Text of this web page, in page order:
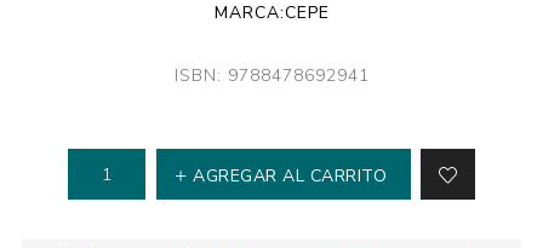
MARCA:CEPE
ISBN: 9788478692941
AGREGAR AL CARRITO